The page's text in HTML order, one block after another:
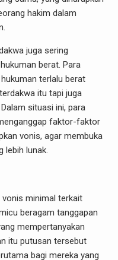
hakim dalam
juga sering
berat. Para
terlalu berat
itu tapi juga
situasi ini, para
faktor-faktor
vonis, agar membuka
lebih lunak.
minimal terkait
beragam tanggapan
mempertanyakan
itu putusan tersebut
bagi mereka yang